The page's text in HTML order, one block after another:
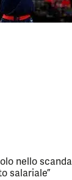
nello
salariale”